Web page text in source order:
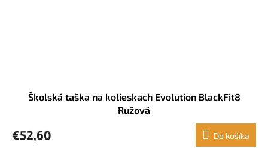
Školská taška na kolieskach Evolution BlackFit8
Ružová
€52,60 Do košíka